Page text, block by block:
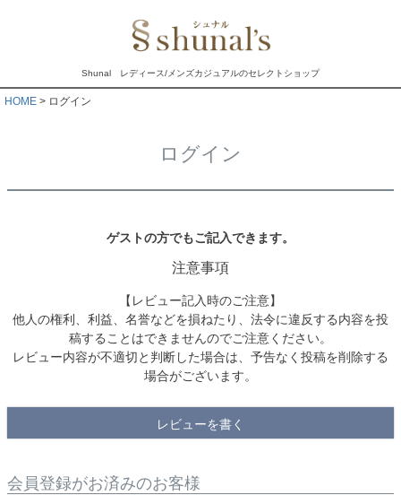
Shunal レディース/メンズカジュアルのセレクトショップ
HOME ログイン
ログイン
ゲストの方でもご記入できます。
注意事項
【レビュー記入時のご注意】
他人の権利、利益、名誉などを損ねたり、法令に違反する内容を投
稿することはできませんのでご注意ください。
レビュー内容が不適切と判断した場合は、予告なく投稿を削除する
場合がございます。
レビューを書く
会員登録がお済みのお客様